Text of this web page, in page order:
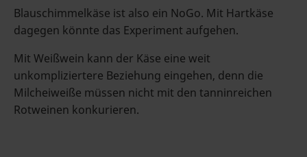
Blauschimmelkäse ist also ein NoGo. Mit Hartkäse
dagegen könnte das Experiment aufgehen.
Mit Weißwein kann der Käse eine weit
unkompliziertere Beziehung eingehen, denn die
Milcheiweiße müssen nicht mit den tanninreichen
Rotweinen konkurieren.